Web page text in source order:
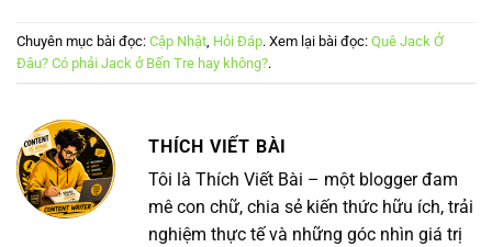
Chuyên mục bài đọc: Cập Nhật Hỏi Đáp. Xem lại bài đọc: Quê Jack Ở
Đâu? Có phải Jack ở Bến Tre hay không?.
THÍCH VIẾT BÀI
Tôi là Thích Viết Bài – một blogger đam
mê con chữ, chia sẻ kiến thức hữu ích, trải
nghiệm thực tế và những góc nhìn giá trị